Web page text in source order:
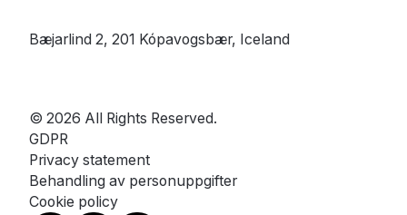
Bæjarlind 2, 201 Kópavogsbær, Iceland
© 2026 All Rights Reserved.
GDPR
Privacy statement
Behandling av personuppgifter
Cookie policy